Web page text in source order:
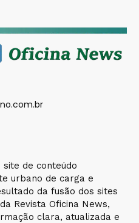
de conteúdo
urbano de carga e
da fusão dos sites
Revista Oficina News,
clara, atualizada e